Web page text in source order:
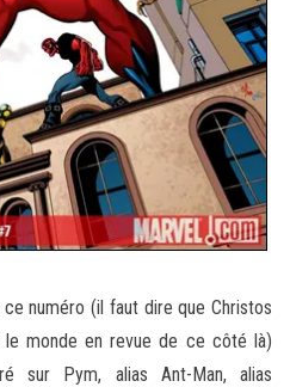
ce numéro (il faut dire que Christos
monde en revue de ce côté là)
sur Pym, alias Ant-Man, alias